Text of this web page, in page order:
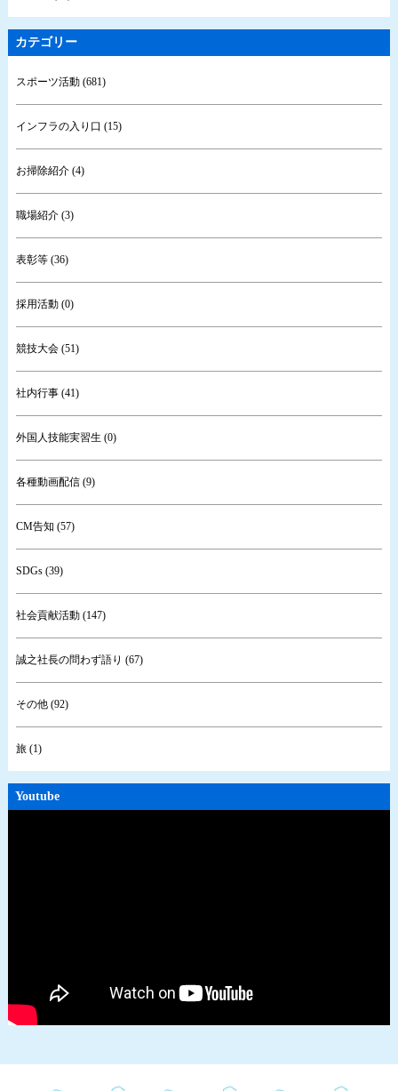
カテゴリー
スポーツ活動 (681)
インフラの入り口 (15)
お掃除紹介 (4)
職場紹介 (3)
表彰等 (36)
採用活動 (0)
競技大会 (51)
社内行事 (41)
外国人技能実習生 (0)
各種動画配信 (9)
CM告知 (57)
SDGs (39)
社会貢献活動 (147)
誠之社長の問わず語り (67)
その他 (92)
旅 (1)
Youtube